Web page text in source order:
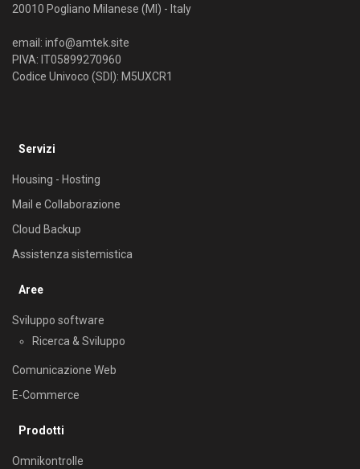
20010 Pogliano Milanese (MI) - Italy
email: info@amtek.site
PIVA: IT05899270960
Codice Univoco (SDI): M5UXCR1
Servizi
Housing - Hosting
Mail e Collaborazione
Cloud Backup
Assistenza sistemistica
Aree
Sviluppo software
Ricerca & Sviluppo
Comunicazione Web
E-Commerce
Prodotti
Omnikontrolle